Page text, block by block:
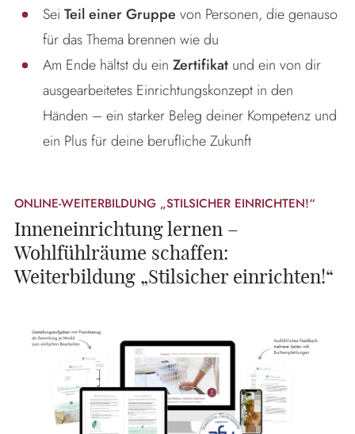
Sei Teil einer Gruppe von Personen, die genauso
für das Thema brennen wie du
Am Ende hältst du ein Zertifikat und ein von dir
ausgearbeitetes Einrichtungskonzept in den
Händen – ein starker Beleg deiner Kompetenz und
ein Plus für deine berufliche Zukunft
ONLINE-WEITERBILDUNG „STILSICHER EINRICHTEN!“
Inneneinrichtung lernen –
Wohlfühlräume schaffen:
Weiterbildung „Stilsicher einrichten!“